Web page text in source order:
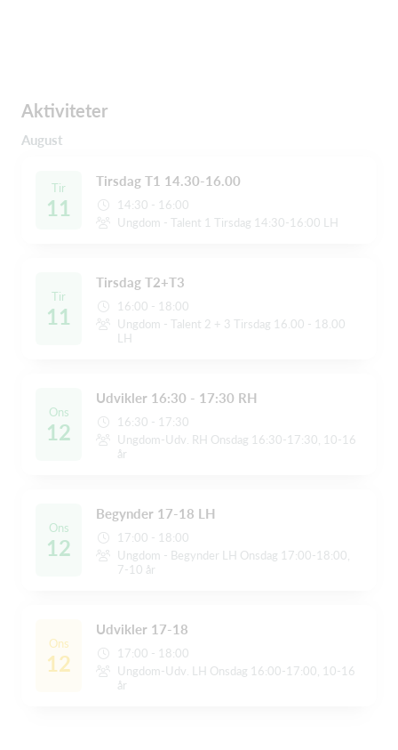
Aktiviteter
August
Tir
11
Tirsdag T1 14.30-16.00
14:30 - 16:00
Ungdom - Talent 1 Tirsdag 14:30-16:00 LH
Tir
11
Tirsdag T2+T3
16:00 - 18:00
Ungdom - Talent 2 + 3 Tirsdag 16.00 - 18.00
LH
Ons
12
Udvikler 16:30 - 17:30 RH
16:30 - 17:30
Ungdom-Udv. RH Onsdag 16:30-17:30, 10-16
år
Ons
12
Begynder 17-18 LH
17:00 - 18:00
Ungdom - Begynder LH Onsdag 17:00-18:00,
7-10 år
Ons
12
Udvikler 17-18
17:00 - 18:00
Ungdom-Udv. LH Onsdag 16:00-17:00, 10-16
år